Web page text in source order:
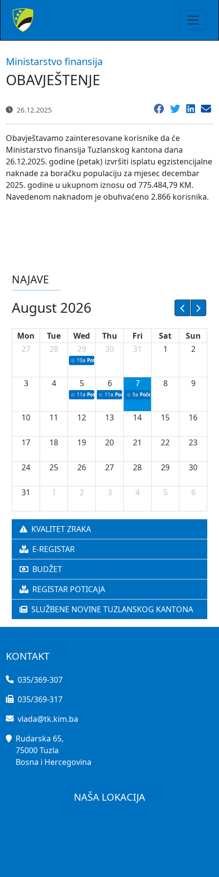
Ministarstvo finansija
OBAVJEŠTENJE
26.12.2025
Obavještavamo zainteresovane korisnike da će
Ministarstvo finansija Tuzlanskog kantona dana
26.12.2025. godine (petak) izvršiti isplatu egzistencijalne
naknade za boračku populaciju za mjesec decembar
2025. godine u ukupnom iznosu od 775.484,79 KM.
Navedenom naknadom je obuhvaćeno 2.866 korisnika.
NAJAVE
August 2026
Mon Tue Wed Thu Fri Sat
Sun
27
28 29
10a Potpisivanje ugovora sa neprofitnim
30 31 1 2
3 4 5
11a Potpisivanje ugovora o stipendijama za
6
11a Podrška razvoju vodne infrastrukture u
7
9a Početak izgradnje nove
8 9
10 11 12 13 14 15 16
17 18 19 20 21 22 23
24 25 26 27 28 29 30
31 1 2 3 4 5 6
KVALITET ZRAKA
E-REGISTAR
BUDŽET
REGISTAR POTICAJA
SLUŽBENE NOVINE TUZLANSKOG KANTONA
KONTAKT
035/369-307
035/369-317
vlada@tk.kim.ba
Rudarska 65,
75000 Tuzla
Bosna i Hercegovina
NAŠA LOKACIJA